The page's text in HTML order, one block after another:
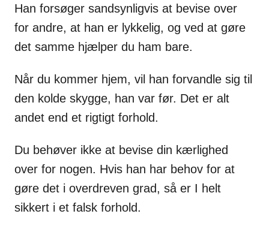
Han forsøger sandsynligvis at bevise over
for andre, at han er lykkelig, og ved at gøre
det samme hjælper du ham bare.
Når du kommer hjem, vil han forvandle sig til
den kolde skygge, han var før. Det er alt
andet end et rigtigt forhold.
Du behøver ikke at bevise din kærlighed
over for nogen. Hvis han har behov for at
gøre det i overdreven grad, så er I helt
sikkert i et falsk forhold.